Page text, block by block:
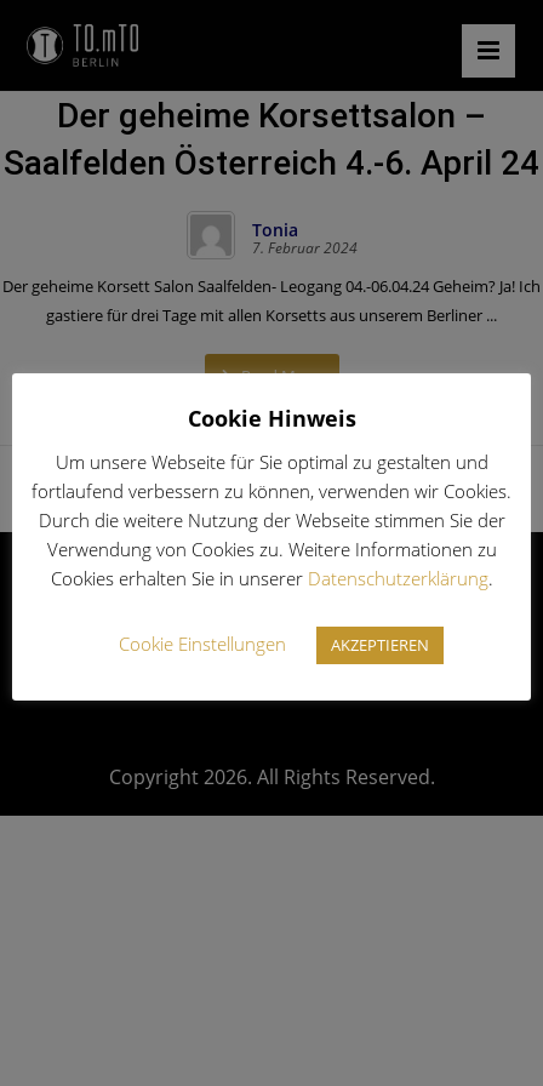
Der geheime Korsettsalon –
Saalfelden Österreich 4.-6. April 24
Tonia
7. Februar 2024
Der geheime Korsett Salon Saalfelden- Leogang 04.-06.04.24 Geheim? Ja! Ich
gastiere für drei Tage mit allen Korsetts aus unserem Berliner ...
Read More
Impressum| Datenschutz|AGB|
Copyright 2026. All Rights Reserved.
Cookie Hinweis
Um unsere Webseite für Sie optimal zu gestalten und
fortlaufend verbessern zu können, verwenden wir Cookies.
Durch die weitere Nutzung der Webseite stimmen Sie der
Verwendung von Cookies zu. Weitere Informationen zu
Cookies erhalten Sie in unserer Datenschutzerklärung.
Cookie Einstellungen AKZEPTIEREN